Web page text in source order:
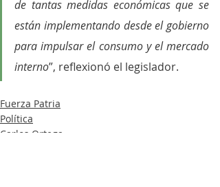
de tantas medidas económicas que se
están implementando desde el gobierno
para impulsar el consumo y el mercado
interno”, reflexionó el legislador.
Fuerza Patria
Política
Carlos Ortega